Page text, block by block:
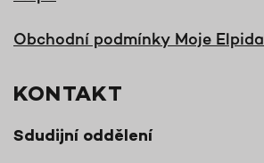
Obchodní podmínky Moje Elpida
KONTAKT
Sdudijní oddělení